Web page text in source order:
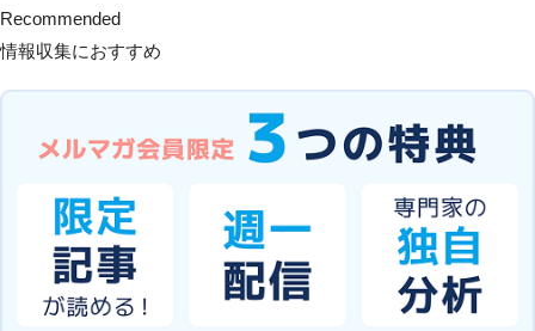
Recommended
情報収集におすすめ